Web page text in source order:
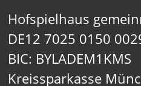
Hofspielhaus
DE12 7025 0150
BIC: BYLADEM1KMS
Kreissparkasse